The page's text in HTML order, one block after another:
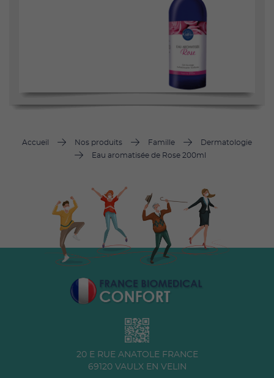
Accueil Nos produits Famille
Dermatologie
Eau aromatisée de Rose 200ml
20 E RUE ANATOLE FRANCE
69120 VAULX EN VELIN